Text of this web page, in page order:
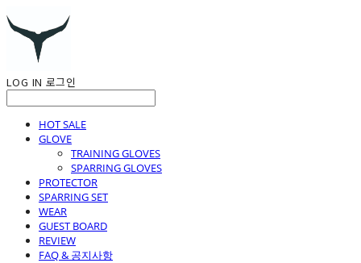
LOG IN 로그인
HOT SALE
GLOVE
TRAINING GLOVES
SPARRING GLOVES
PROTECTOR
SPARRING SET
WEAR
GUEST BOARD
REVIEW
FAQ & 공지사항